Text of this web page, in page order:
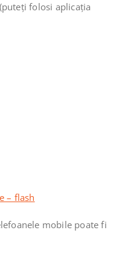
folosi aplicația
– flash
mobile poate fi